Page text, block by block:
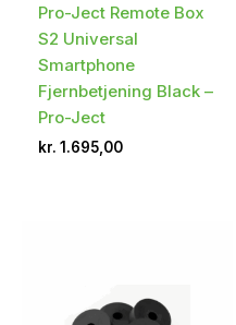
Pro-Ject Remote Box
S2 Universal
Smartphone
Fjernbetjening Black –
Pro-Ject
kr. 1.695,00